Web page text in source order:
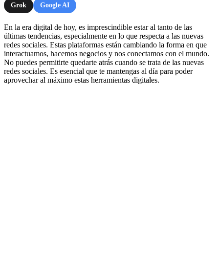
Grok Google AI
En la era digital de hoy, es imprescindible estar al tanto de las
últimas tendencias, especialmente en lo que respecta a las nuevas
redes sociales. Estas plataformas están cambiando la forma en que
interactuamos, hacemos negocios y nos conectamos con el mundo.
No puedes permitirte quedarte atrás cuando se trata de las nuevas
redes sociales. Es esencial que te mantengas al día para poder
aprovechar al máximo estas herramientas digitales.